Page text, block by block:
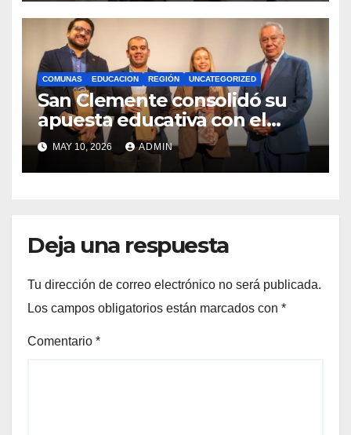
COMUNAS EDUCACION REGIÓN UNCATEGORIZED
San Clemente consolidó su
apuesta educativa con el
lanzamiento del
Preuniversitario Brotes 2026
MAY 10, 2026 ADMIN
Deja una respuesta
Tu dirección de correo electrónico no será publicada.
Los campos obligatorios están marcados con *
Comentario *